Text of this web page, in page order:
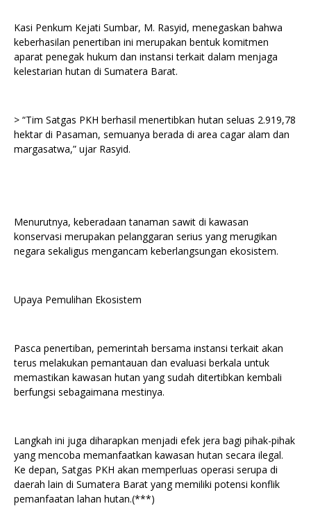
Kasi Penkum Kejati Sumbar, M. Rasyid, menegaskan bahwa
keberhasilan penertiban ini merupakan bentuk komitmen
aparat penegak hukum dan instansi terkait dalam menjaga
kelestarian hutan di Sumatera Barat.
> “Tim Satgas PKH berhasil menertibkan hutan seluas 2.919,78
hektar di Pasaman, semuanya berada di area cagar alam dan
margasatwa,” ujar Rasyid.
Menurutnya, keberadaan tanaman sawit di kawasan
konservasi merupakan pelanggaran serius yang merugikan
negara sekaligus mengancam keberlangsungan ekosistem.
Upaya Pemulihan Ekosistem
Pasca penertiban, pemerintah bersama instansi terkait akan
terus melakukan pemantauan dan evaluasi berkala untuk
memastikan kawasan hutan yang sudah ditertibkan kembali
berfungsi sebagaimana mestinya.
Langkah ini juga diharapkan menjadi efek jera bagi pihak-pihak
yang mencoba memanfaatkan kawasan hutan secara ilegal.
Ke depan, Satgas PKH akan memperluas operasi serupa di
daerah lain di Sumatera Barat yang memiliki potensi konflik
pemanfaatan lahan hutan.(***)